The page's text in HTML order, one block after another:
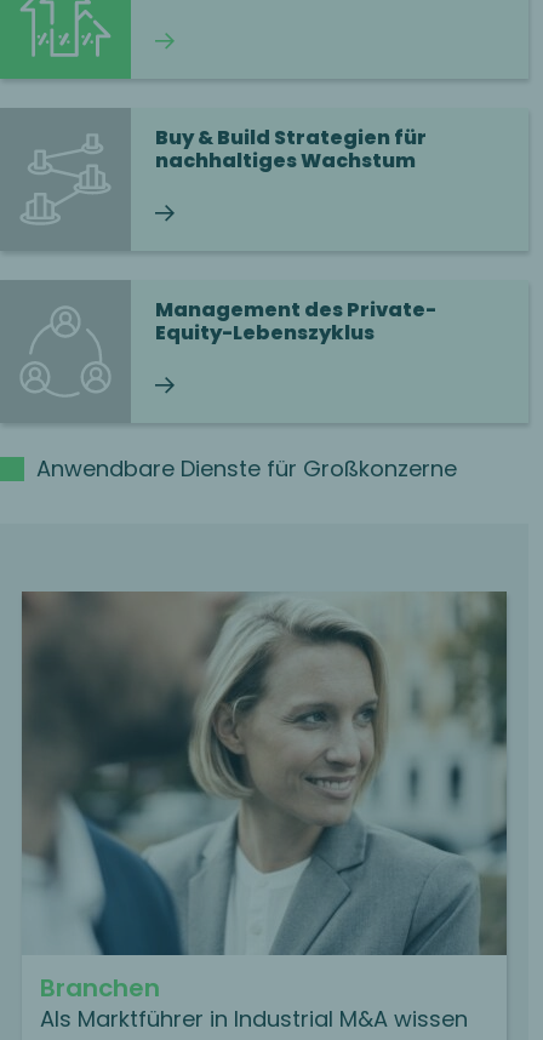
Buy & Build Strategien für
nachhaltiges Wachstum
Management des Private-
Equity-Lebenszyklus
Anwendbare Dienste für Großkonzerne
Branchen
Als Marktführer in Industrial M&A wissen